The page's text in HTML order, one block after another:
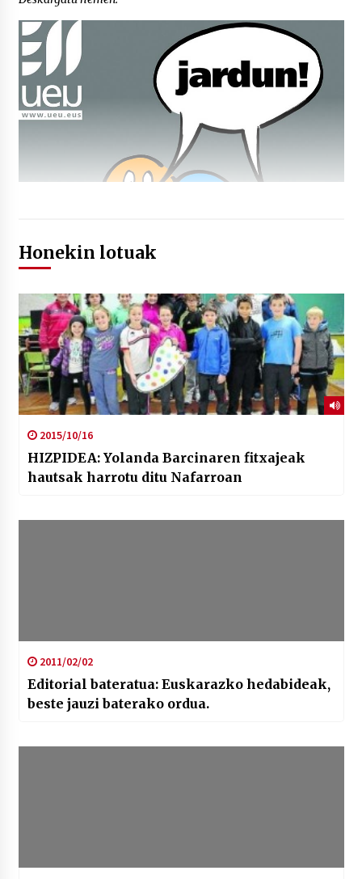
Honekin lotuak
2015/10/16
HIZPIDEA: Yolanda Barcinaren fitxajeak
hautsak harrotu ditu Nafarroan
2011/02/02
Editorial bateratua: Euskarazko hedabideak,
beste jauzi baterako ordua.